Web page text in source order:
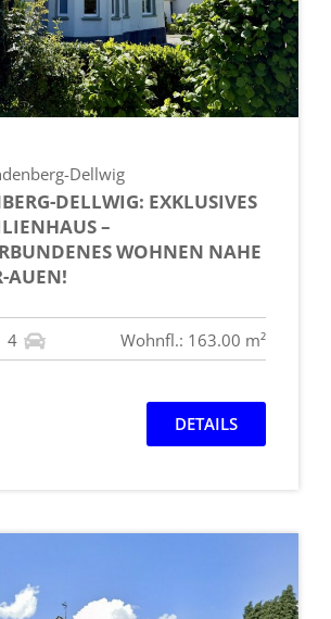
Dellwig
DELLWIG: EXKLUSIVES
–
WOHNEN NAHE
AUEN!
4 Wohnfl.: 163.00 m²
DETAILS